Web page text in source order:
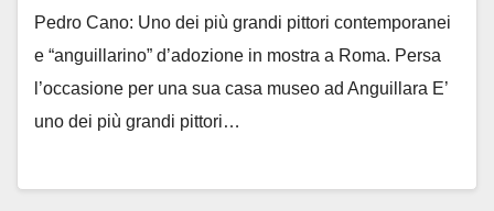
Pedro Cano: Uno dei più grandi pittori contemporanei
e “anguillarino” d’adozione in mostra a Roma. Persa
l’occasione per una sua casa museo ad Anguillara E’
uno dei più grandi pittori…